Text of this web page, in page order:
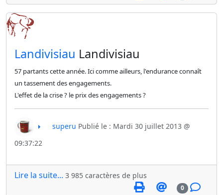
​Landivisiau Landivisiau
57 partants cette année. Ici comme ailleurs, l'endurance connaît
un tassement des engagements.
L'effet de la crise ? le prix des engagements ?
superu Publié le : Mardi 30 juillet 2013 @
09:37:22
Lire la suite... 3 985 caractères de plus
0